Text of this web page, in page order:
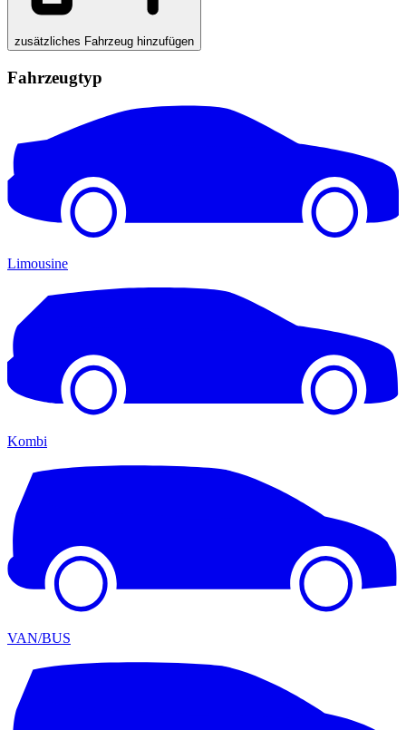
zusätzliches Fahrzeug hinzufügen
Fahrzeugtyp
Limousine
Kombi
VAN/BUS